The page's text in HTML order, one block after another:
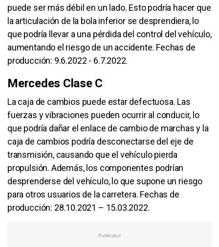
puede ser más débil en un lado. Esto podría hacer que
la articulación de la bola inferior se desprendiera, lo
que podría llevar a una pérdida del control del vehículo,
aumentando el riesgo de un accidente. Fechas de
producción: 9.6.2022 - 6.7.2022.
Mercedes Clase C
La caja de cambios puede estar defectuosa. Las
fuerzas y vibraciones pueden ocurrir al conducir, lo
que podría dañar el enlace de cambio de marchas y la
caja de cambios podría desconectarse del eje de
transmisión, causando que el vehículo pierda
propulsión. Además, los componentes podrían
desprenderse del vehículo, lo que supone un riesgo
para otros usuarios de la carretera. Fechas de
producción: 28.10.2021 – 15.03.2022.